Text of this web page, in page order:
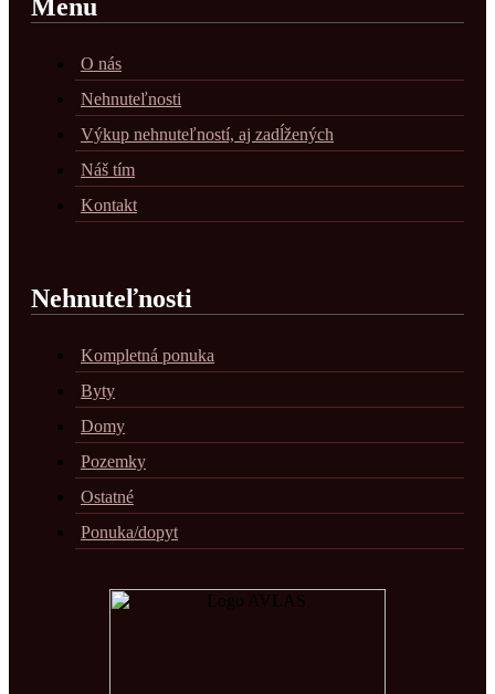
Menu
O nás
Nehnuteľnosti
Výkup nehnuteľností, aj zadĺžených
Náš tím
Kontakt
Nehnuteľnosti
Kompletná ponuka
Byty
Domy
Pozemky
Ostatné
Ponuka/dopyt